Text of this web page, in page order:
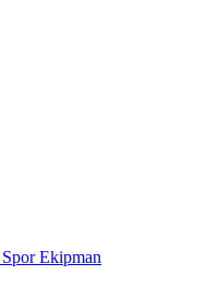
Spor Ekipman